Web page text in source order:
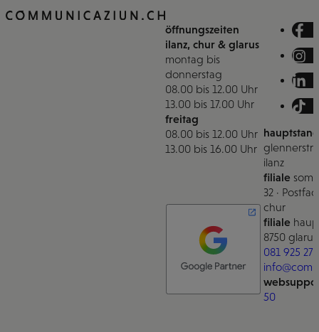
öffnungszeiten
ilanz, chur & glarus
montag bis
donnerstag
08.00 bis 12.00 Uhr
13.00 bis 17.00 Uhr
freitag
08.00 bis 12.00 Uhr
13.00 bis 16.00 Uhr
ilanz
filiale
32 ·
chur
filiale
8750 glarus
081 925 27
50